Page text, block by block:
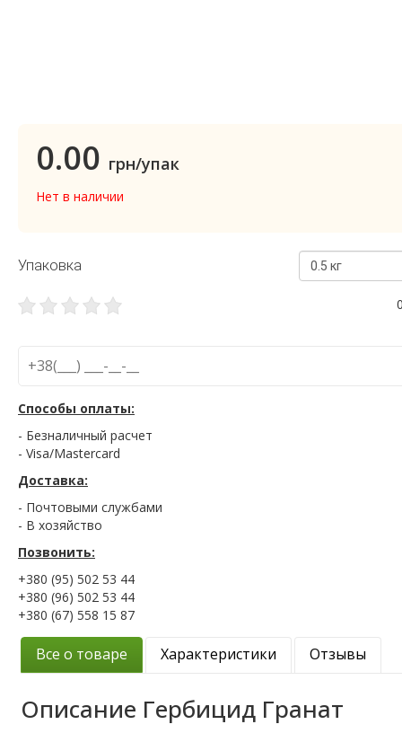
0.00 грн/упак
Нет в наличии
Упаковка 0.5 кг
Способы оплаты:
- Безналичный расчет
- Visa/Mastercard
Доставка:
- Почтовыми службами
- В хозяйство
Позвонить:
+380 (95) 502 53 44
+380 (96) 502 53 44
+380 (67) 558 15 87
Все о товаре Характеристики Отзывы
Описание Гербицид Гранат